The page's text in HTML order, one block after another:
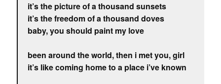
it’s the picture of a thousand sunsets
it’s the freedom of a thousand doves
baby, you should paint my love
been around the world, then i met you, girl
it’s like coming home to a place i’ve known